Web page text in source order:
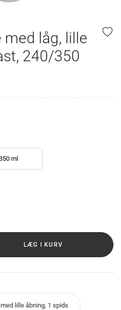
med låg, lille
240/350
ml
LÆG I KURV
lille åbning, 1 spids